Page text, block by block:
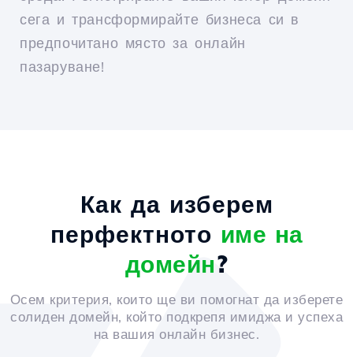
сега и трансформирайте бизнеса си в
предпочитано място за онлайн
пазаруване!
Как да изберем
перфектното име на
домейн?
Осем критерия, които ще ви помогнат да изберете
солиден домейн, който подкрепя имиджа и успеха
на вашия онлайн бизнес.